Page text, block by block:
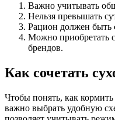
Важно учитывать
Нельзя превышать
Рацион должен быть
Можно приобретать
брендов.
Как сочетать
Чтобы понять, как
важно выбрать удобную